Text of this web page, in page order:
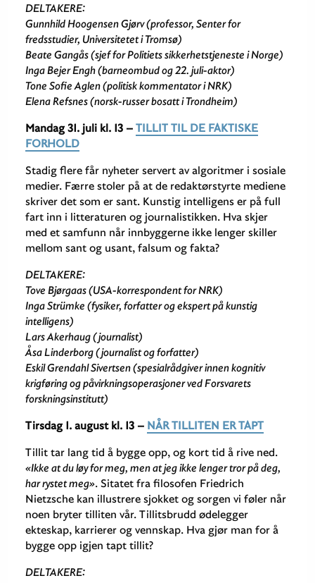
DELTAKERE:
Gunnhild Hoogensen Gjørv (professor, Senter for
fredsstudier, Universitetet i Tromsø)
Beate Gangås (sjef for Politiets sikkerhetstjeneste i Norge)
Inga Bejer Engh (barneombud og 22. juli-aktor)
Tone Sofie Aglen (politisk kommentator i NRK)
Elena Refsnes (norsk-russer bosatt i Trondheim)
Mandag 31. juli kl. 13 –TILLIT TIL DE FAKTISKE
FORHOLD
Stadig flere får nyheter servert av algoritmer i sosiale
medier. Færre stoler på at de redaktørstyrte mediene
skriver det som er sant. Kunstig intelligens er på full
fart inn i litteraturen og journalistikken. Hva skjer
med et samfunn når innbyggerne ikke lenger skiller
mellom sant og usant, falsum og fakta?
DELTAKERE:
Tove Bjørgaas (USA-korrespondent for NRK)
Inga Strümke (fysiker, forfatter og ekspert på kunstig
intelligens)
Lars Akerhaug (journalist)
Åsa Linderborg (journalist og forfatter)
Eskil Grendahl Sivertsen (spesialrådgiver innen kognitiv
krigføring og påvirkningsoperasjoner ved Forsvarets
forskningsinstitutt)
Tirsdag 1. august kl. 13 – NÅR TILLITEN ER TAPT
Tillit tar lang tid å bygge opp, og kort tid å rive ned.
«Ikke at du løy for meg, men at jeg ikke lenger tror på deg,
har rystet meg». Sitatet fra filosofen Friedrich
Nietzsche kan illustrere sjokket og sorgen vi føler når
noen bryter tilliten vår. Tillitsbrudd ødelegger
ekteskap, karrierer og vennskap. Hva gjør man for å
bygge opp igjen tapt tillit?
DELTAKERE: